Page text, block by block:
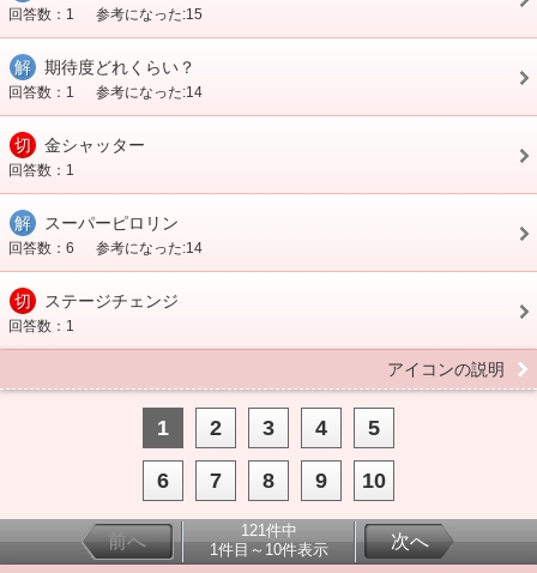
回答数：1 参考になった:15
解 期待度どれくらい？
回答数：1 参考になった:14
切 金シャッター
回答数：1
解 スーパーピロリン
回答数：6 参考になった:14
切 ステージチェンジ
回答数：1
アイコンの説明
1 2 3 4 5
6 7 8 9 10
前へ
121件中
1件目～10件表示
次へ